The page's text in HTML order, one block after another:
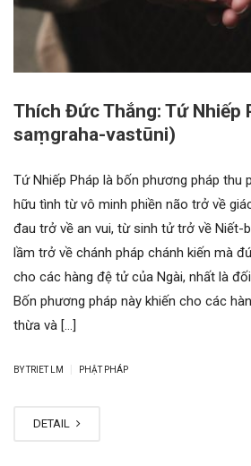
Thích Đức Thắng: Tứ Nhiếp
saṃgraha-vastūni)
Tứ Nhiếp Pháp là bốn phương pháp thu
hữu tình từ vô minh phiền não trở về
đau trở về an vui, từ sinh tử trở về Niết-
lầm trở về chánh pháp chánh kiến mà
cho các hàng đệ tử của Ngài, nhất là
Bốn phương pháp này khiến cho các
thừa và […]
BYTRIET LM PHẬT PHÁP
DETAIL